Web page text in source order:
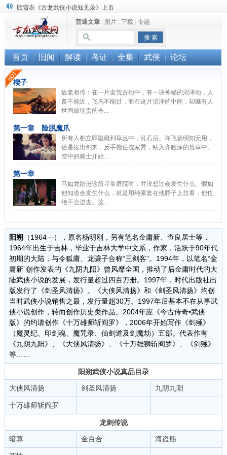
顾雪衣《古龙武侠小说知见录》上市
“武侠书库”查缺补漏活动圆满结束
《古龙小说原貌探究》修订版已上市
普通文章| 图片| 下载| 专题
首页 旧闻 解读 考证 全集 武侠 论坛
楔子
故老相传：在一片蛮荒古地中，有一块神秘的沼泽地，人
畜不能近，飞鸟不能过，而在这片沼泽的中间，却藏有人
世间最珍贵的奇...
第一章 险脱魔爪
所有人都立即隐藏到草丛中，乱石后。许飞扬明知无用，
还是拔出剑来，反手拖住沈家秀，钻入齐腰深的荒草中。
空中的骑士开始...
第一章
马如龙踏进这所寻常庭院时，并没想过会发生什么。假如
他知道会发生什么，就是用绳索套在他脖子上拉着，他也
绝不会进去。这...
阳朔 （1964—），原名杨明刚，另有笔名金庸新、查良居士等，
1964年出生于吉林，毕业于吉林大学中文系，作家，活跃于90年代
初期的大陆，与令狐庸、龙骧子合称“三剑客”。1994年，以笔名“金
庸新”创作发表的《九阴九阳》曾风靡全国，推动了后金庸时代的大
陆武侠小说的发展，发行量超过四百万册。1997年，时代出版社出
版发行了《剑圣风清扬》。《大侠风清扬》和《剑圣风清扬》均创
当时武侠小说销售之最，发行量超30万。1997年后基本不在从事武
侠小说创作，转而创作历史类作品。2004年应《今古传奇•武侠
版》的约请创作《十万雄师斩阎罗》，2006年开始写作《剑殛》
（魔灵纪、印剑魂、魔咒录、仙剑道及剑魔劫）五部。代表作有
《九阴九阳》、《大侠风清扬》、《十万雄狮斩阎罗》、《剑殛》
等……
阳朔武侠小说真品目录
大侠风清扬
剑圣风清扬 九阴九阳
十万雄师斩阎罗
龙刺传说
暗算
金百合 海盗船